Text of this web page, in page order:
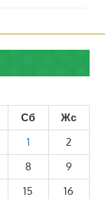
Сб
Жс
1
2
8
9
15
16